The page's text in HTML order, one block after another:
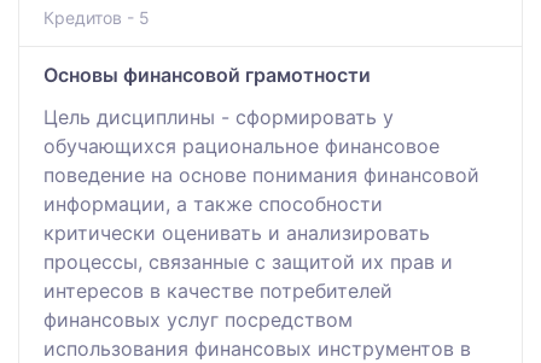
Кредитов - 5
Основы финансовой грамотности
Цель дисциплины - сформировать у
обучающихся рациональное финансовое
поведение на основе понимания финансовой
информации, а также способности
критически оценивать и анализировать
процессы, связанные с защитой их прав и
интересов в качестве потребителей
финансовых услуг посредством
использования финансовых инструментов в